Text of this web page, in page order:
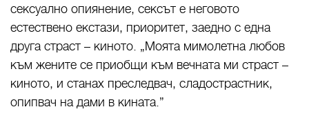
сексуално опиянение, сексът е неговото
естествено екстази, приоритет, заедно с една
друга страст – киното. „Моята мимолетна любов
към жените се приобщи към вечната ми страст –
киното, и станах преследвач, сладострастник,
опипвач на дами в кината.”